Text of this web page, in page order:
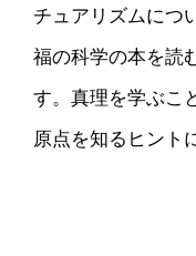
チュアリズムにつ
福の科学の本を読
す。真理を学ぶこ
原点を知るヒント